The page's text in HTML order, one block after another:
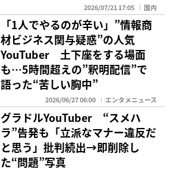
2026/07/21 17:05 国内
「1人でやるのが辛い」”情報商
材ビジネス関与疑惑”の人気
YouTuber 土下座をする場面
も…5時間超えの”釈明配信”で
語った“苦しい胸中”
2026/06/27 06:00 エンタメニュース
グラドルYouTuber “スメハ
ラ”告発も「立派なマナー違反だ
と思う」批判続出→即削除し
た“問題”写真